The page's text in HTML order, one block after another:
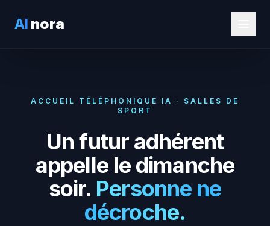
AI nora
ACCUEIL TÉLÉPHONIQUE IA · SALLES DE
SPORT
Un futur adhérent
appelle le dimanche
soir. Personne ne
décroche.